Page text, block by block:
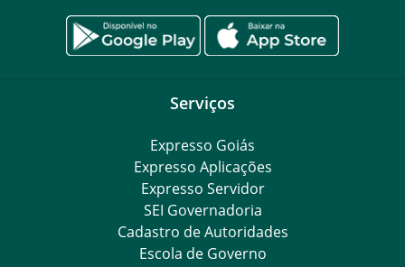
Serviços
Expresso Goiás
Expresso Aplicações
Expresso Servidor
SEI Governadoria
Cadastro de Autoridades
Escola de Governo